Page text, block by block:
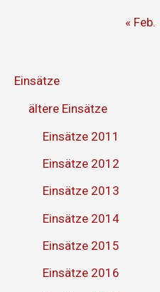
« Feb.
Einsätze
ältere Einsätze
Einsätze 2011
Einsätze 2012
Einsätze 2013
Einsätze 2014
Einsätze 2015
Einsätze 2016